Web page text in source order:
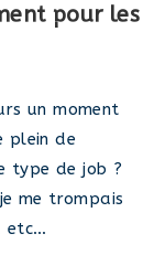
pour les
un moment
plein de
type de job ?
me trompais
etc…